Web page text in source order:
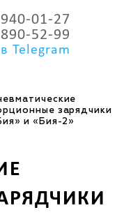
01-27
52-99
Telegram
зарядчики
и «Бия-2»